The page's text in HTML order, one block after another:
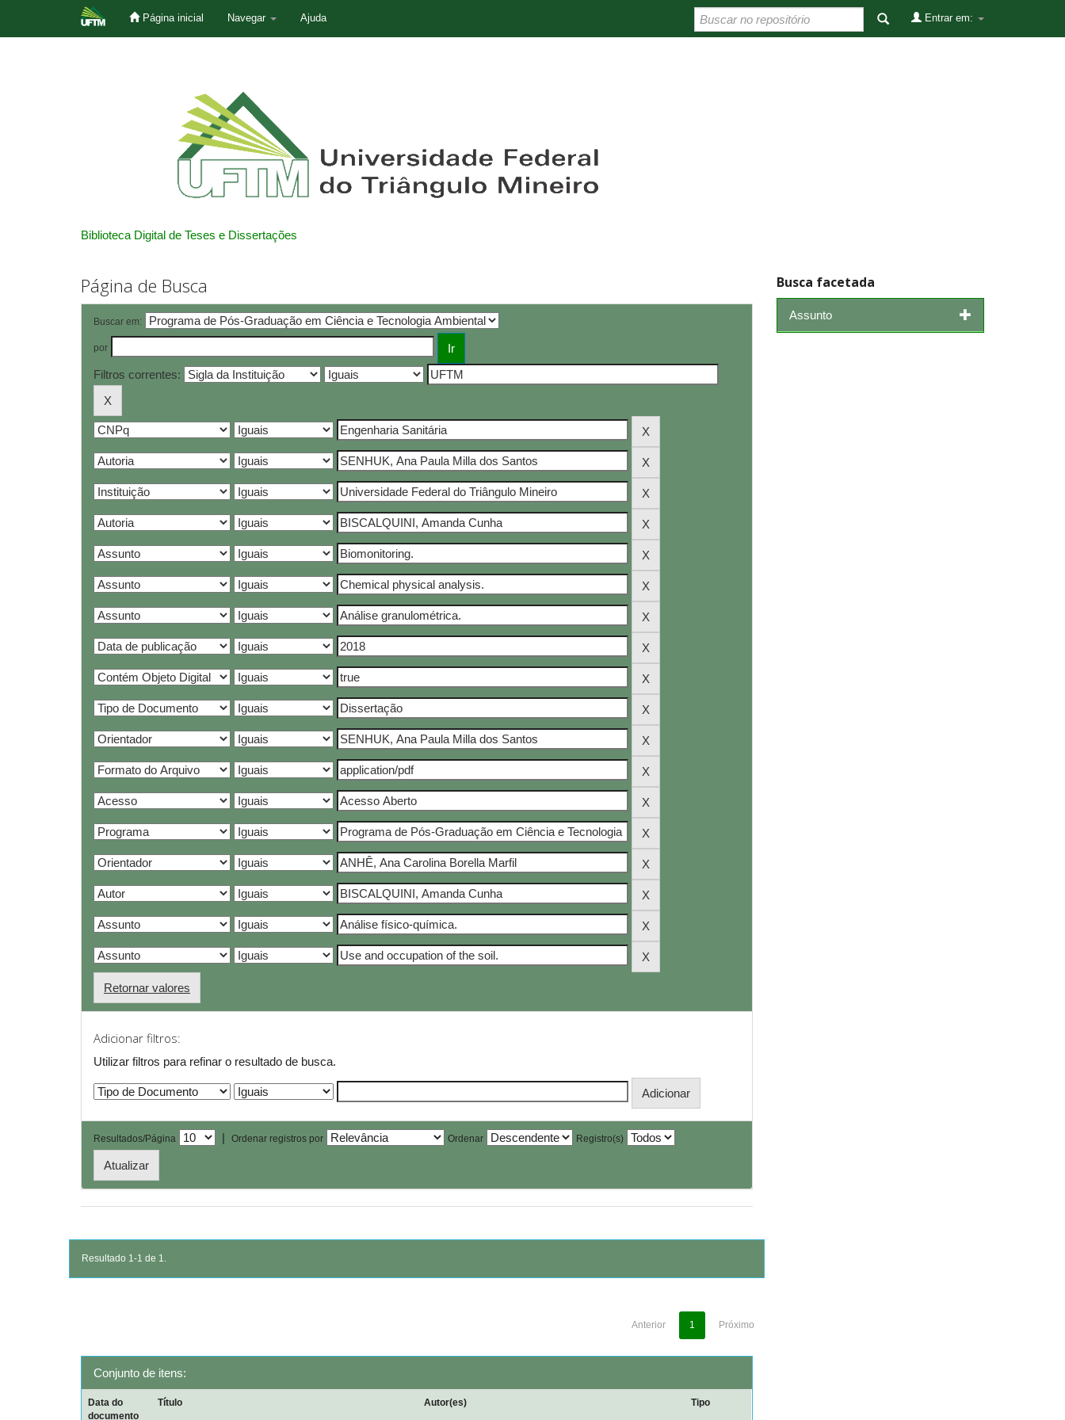
Página inicial Navegar Ajuda Entrar em:
Biblioteca Digital de Teses e Dissertações
Página de Busca
Buscar em:
por
Filtros correntes:
Retornar valores
Adicionar filtros:
Utilizar filtros para refinar o resultado de busca.
Resultados/Página | Ordenar registros por Ordenar Registro(s)
Resultado 1-1 de 1.
Anterior 1 Próximo
Conjunto de itens:
Data do
documento
Título Autor(es) Tipo
Busca facetada
Assunto